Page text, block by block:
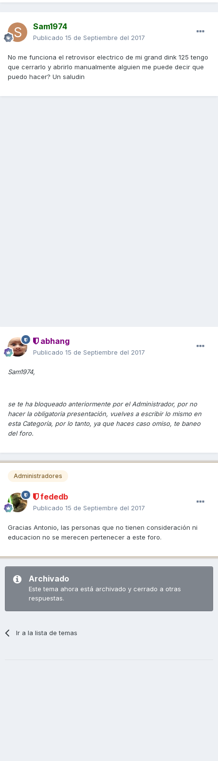
Sam1974
Publicado 15 de Septiembre del 2017
No me funciona el retrovisor electrico de mi grand dink 125 tengo
que cerrarlo y abrirlo manualmente alguien me puede decir que
puedo hacer? Un saludin
abhang
Publicado 15 de Septiembre del 2017
Sam1974,
se te ha bloqueado anteriormente por el Administrador, por no
hacer la obligatoria presentación, vuelves a escribir lo mismo en
esta Categoría, por lo tanto, ya que haces caso omiso, te baneo
del foro.
Administradores
fededb
Publicado 15 de Septiembre del 2017
Gracias Antonio, las personas que no tienen consideración ni
educacion no se merecen pertenecer a este foro.
Archivado
Este tema ahora está archivado y cerrado a otras
respuestas.
Ir a la lista de temas